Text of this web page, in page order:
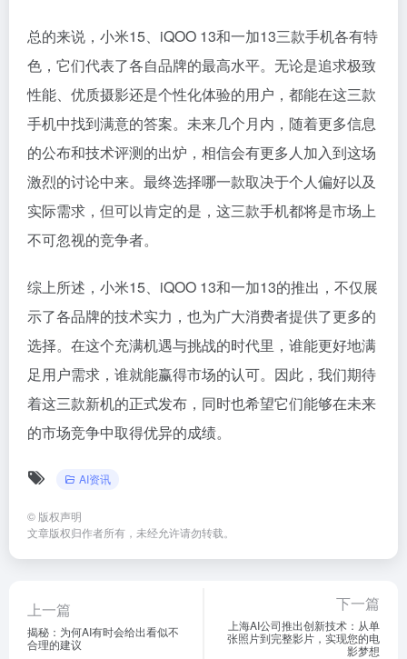
总的来说，小米15、iQOO 13和一加13三款手机各有特
色，它们代表了各自品牌的最高水平。无论是追求极致
性能、优质摄影还是个性化体验的用户，都能在这三款
手机中找到满意的答案。未来几个月内，随着更多信息
的公布和技术评测的出炉，相信会有更多人加入到这场
激烈的讨论中来。最终选择哪一款取决于个人偏好以及
实际需求，但可以肯定的是，这三款手机都将是市场上
不可忽视的竞争者。
综上所述，小米15、iQOO 13和一加13的推出，不仅展
示了各品牌的技术实力，也为广大消费者提供了更多的
选择。在这个充满机遇与挑战的时代里，谁能更好地满
足用户需求，谁就能赢得市场的认可。因此，我们期待
着这三款新机的正式发布，同时也希望它们能够在未来
的市场竞争中取得优异的成绩。
AI资讯
© 版权声明
文章版权归作者所有，未经允许请勿转载。
上一篇
揭秘：为何AI有时会给出看似不
合理的建议
下一篇
上海AI公司推出创新技术：从单
张照片到完整影片，实现您的电
影梦想